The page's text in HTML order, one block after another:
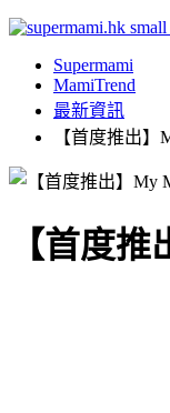
Supermami
MamiTrend
最新資訊
【首度推出
【首度